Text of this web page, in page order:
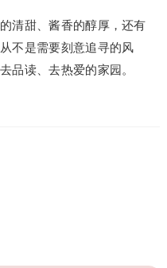
清甜、酱香的醇厚，还有
不是需要刻意追寻的风
品读、去热爱的家园。